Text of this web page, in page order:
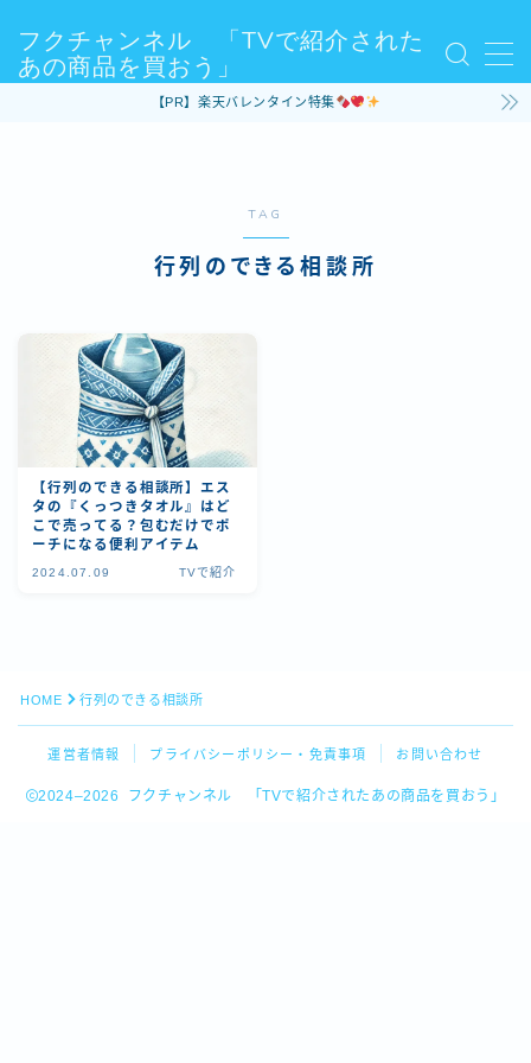
フクチャンネル 「TVで紹介された
あの商品を買おう」
MENU
利用規約／特定商取引法に基づく表記
有料記事の決済完了ページ
【PR】楽天バレンタイン特集
TAG
行列のできる相談所
【行列のできる相談所】エス
タの『くっつきタオル』はど
こで売ってる？包むだけでポ
ーチになる便利アイテム
2024.07.09 TVで紹介
HOME 行列のできる相談所
運営者情報 プライバシーポリシー・免責事項 お問い合わせ
2024–2026 フクチャンネル 「TVで紹介されたあの商品を買おう」